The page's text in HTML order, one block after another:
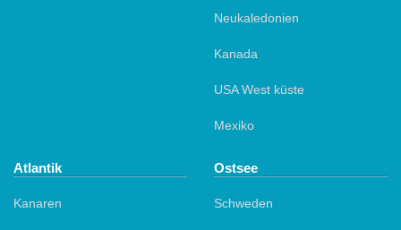
Neukaledonien
Kanada
USA West küste
Mexiko
Atlantik
Kanaren
Ostsee
Schweden